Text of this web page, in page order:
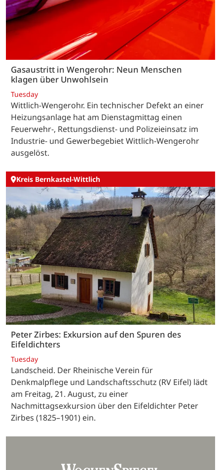
Gasaustritt in Wengerohr: Neun Menschen
klagen über Unwohlsein
Tuesday
Wittlich-Wengerohr. Ein technischer Defekt an einer
Heizungsanlage hat am Dienstagmittag einen
Feuerwehr-, Rettungsdienst- und Polizeieinsatz im
Industrie- und Gewerbegebiet Wittlich-Wengerohr
ausgelöst.
Kreis Bernkastel-Wittlich
Peter Zirbes: Exkursion auf den Spuren des
Eifeldichters
Tuesday
Landscheid. Der Rheinische Verein für
Denkmalpflege und Landschaftsschutz (RV Eifel) lädt
am Freitag, 21. August, zu einer
Nachmittagsexkursion über den Eifeldichter Peter
Zirbes (1825–1901) ein.